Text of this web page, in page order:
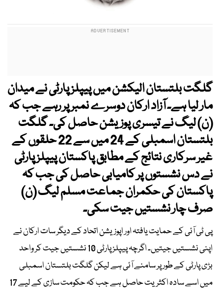
گلگت بلتستان الیکشن میں پیپلز پارٹی نے میدان
مار لیا ہے۔ آزاد ارکان دوسرے نمبر پر رہے جب کہ
(ن) لیگ نے تیسری پوزیشن حاصل کی۔ گلگت
بلتستان اسمبلی کے 24 میں سے 22 حلقوں کے
غیر سرکاری نتائج کے مطابق پاکستان پیپلز پارٹی
نے دس نشستوں پر کامیابی حاصل کی جب کہ
پاکستان کی حکمران جماعت مسلم لیگ (ن)
صرف چار نشستیں جیت سکی۔
پی ٹی آئی کے حمایت یافتہ اور اپوزیشن اتحاد کے دیگر سات ارکان نے
اپنی نشستیں جیتیں۔ اگرچہ پیپلز پارٹی 10 نشستیں جیت کر واحد
بڑی پارٹی کے طور پر سامنے آئی ہے لیکن گلگت بلتستان اسمبلی
میں اسے سادہ اکثریت حاصل ہے جب کہ حکومت سازی کے لیے 17